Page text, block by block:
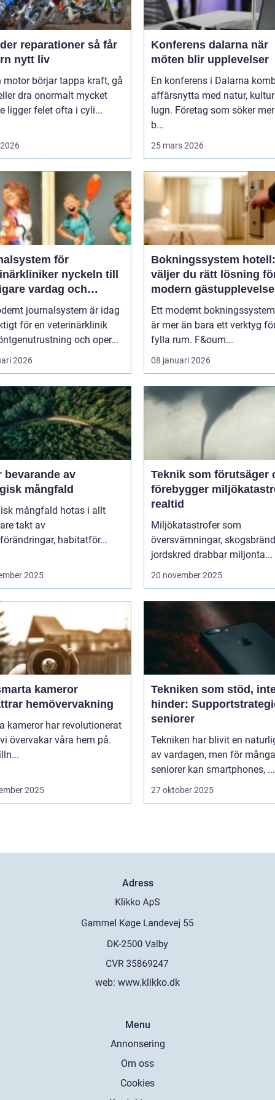
reparationer så får
nytt liv
motor börjar tappa kraft, gå
dra onormalt mycket
ligger felet ofta i cyli...
Konferens dalarna när
möten blir upplevelser
En konferens i Dalarna
affärsnytta med natur,
lugn. Företag som söker
b...
25 mars 2026
för
nyckeln till
vardag och
vård
journalsystem är idag
för en veterinärklinik
och oper...
2026
Bokningssystem
väljer du rätt lösning
modern gästupplevelse
Ett modernt
är mer än bara ett verktyg
fylla rum. F&oum...
08 januari 2026
bevarande av
mångfald
mångfald hotas i allt
takt av
habitatför...
2025
Teknik som förutsäger
förebygger
realtid
Miljökatastrofer som
översvämningar,
jordskred drabbar miljonta...
20 november 2025
kameror
hemövervakning
kameror har revolutionerat
övervakar våra hem på.
2025
Tekniken som stöd,
hinder:
seniorer
Tekniken har blivit en
av vardagen, men för många
seniorer kan smartphones, ...
27 oktober 2025
Adress
web: www.klikko.dk
Menu
Annonsering
Om oss
Cookies